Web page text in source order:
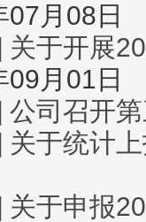
07月08日
关于开展
09月01日
公司召开
关于统计
关于申报